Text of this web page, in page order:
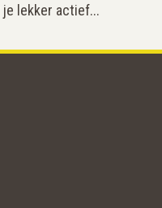
je lekker actief...